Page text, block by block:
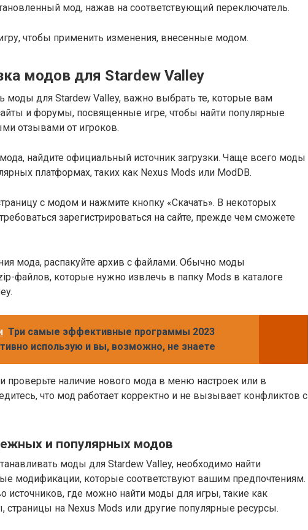
мод, нажав на соответствующий переключатель.
чтобы применить изменения, внесенные модом.
модов для Stardew Valley
моды для Stardew Valley, важно выбрать те, которые вам
и форумы, посвященные игре, чтобы найти популярные
отзывами от игроков.
найдите официальный источник загрузки. Чаще всего моды
платформах, таких как Nexus Mods или ModDB.
с модом и нажмите кнопку «Скачать». В некоторых
зарегистрироваться на сайте, прежде чем сможете
мода, распакуйте архив с файлами. Обычно моды
файлов, которые нужно извлечь в папку Mods в каталоге
Три самые эффективные программы 2023
использую и вы, возможно, не знаете
и проверьте наличие нового мода в меню настроек или в
что мод работает корректно и не вызывает конфликтов с
и популярных модов
моды для Stardew Valley, необходимо найти
модификации, которые соответствуют вашим предпочтениям.
источников, где можно найти моды для игры, такие как
на Nexus Mods или другие популярные ресурсы.